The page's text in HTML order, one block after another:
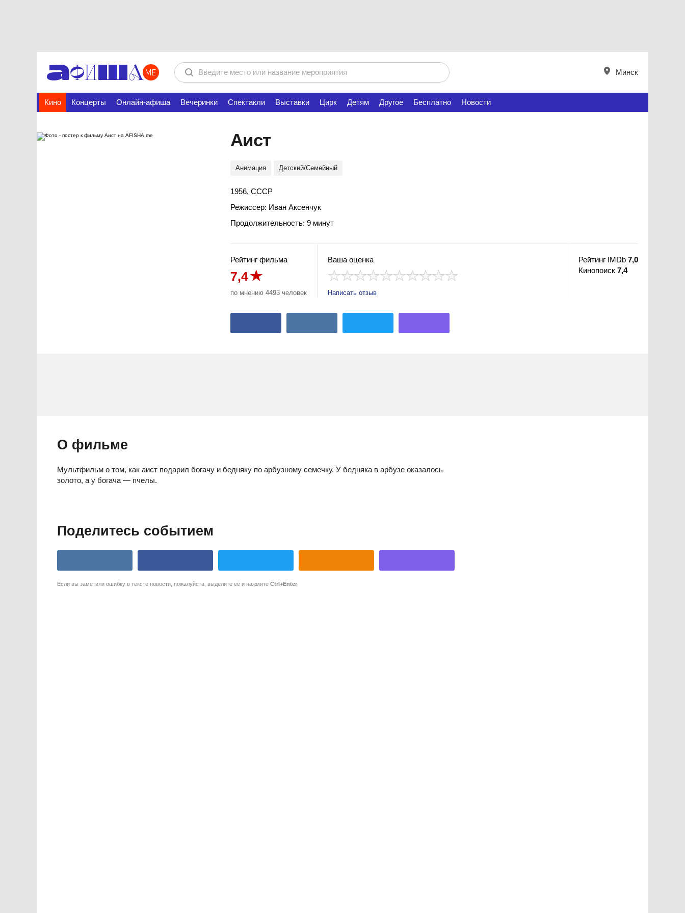
Минск
Кино Концерты Онлайн-афиша Вечеринки Спектакли Выставки Цирк Детям Другое Бесплатно Новости
Аист
Анимация Детский/Семейный
1956, СССР
Режиссер: Иван Аксенчук
Продолжительность: 9 минут
Рейтинг фильма
7,4
по мнению 4493 человек
Ваша оценка
Написать отзыв
Рейтинг IMDb 7,0
Кинопоиск 7,4
О фильме
Мультфильм о том, как аист подарил богачу и бедняку по арбузному семечку. У бедняка в арбузе оказалось
золото, а у богача — пчелы.
Поделитесь событием
Если вы заметили ошибку в тексте новости, пожалуйста, выделите её и нажмите Ctrl+Enter